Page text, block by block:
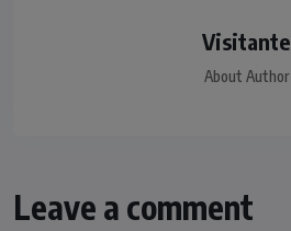
Visitante
About Author
Leave a comment